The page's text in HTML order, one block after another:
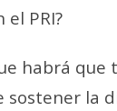
el PRI?
habrá que
sostener la